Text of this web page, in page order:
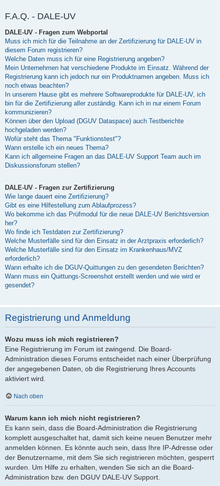
F.A.Q. - DALE-UV
DALE-UV - Fragen zum Webportal
Muss ich mich für die Teilnahme an der Zertifizierung für DALE-UV in
diesem Forum registrieren?
Welche Daten muss ich für eine Registrierung angeben?
Mein Unternehmen hat verschiedene Produkte im Einsatz. Während der
Registrierung kann ich jedoch nur ein Produktnamen angeben. Muss ich
noch etwas beachten?
In unserem Hause gibt es mehrere Softwareprodukte für DALE-UV, ich
bin für die Zertifizierung aller zuständig. Kann ich in nur einem Forum
kommunizieren?
Können über den Upload (DGUV Dataspace) auch Testberichte
hochgeladen werden?
Wofür steht das Thema "Funktionstest"?
Wann erstelle ich ein neues Thema?
Kann ich allgemeine Fragen an das DALE-UV Support Team auch im
Diskussionsforum stellen?
DALE-UV - Fragen zur Zertifizierung
Wie lange dauert eine Zertifizierung?
Gibt es eine Hilfestellung zum Ablaufprozess?
Wo bekomme ich das Prüfmodul für die neue DALE-UV Berichtsversion
her?
Wo finde ich Testdaten zur Zertifizierung?
Welche Musterfälle sind für den Einsatz in der Arztpraxis erforderlich?
Welche Musterfälle sind für den Einsatz im Krankenhaus/MVZ
erforderlich?
Wann erhalte ich die DGUV-Quittungen zu den gesendeten Berichten?
Wann muss ein Quittungs-Screenshot erstellt werden und wie wird er
gesendet?
Registrierung und Anmeldung
Wozu muss ich mich registrieren?
Eine Registrierung im Forum ist zwingend. Die Board-
Administration dieses Forums entscheidet nach einer Überprüfung
der angegebenen Daten, ob die Registrierung Ihres Accounts
aktiviert wird.
Nach oben
Warum kann ich mich nicht registrieren?
Es kann sein, dass die Board-Administration die Registrierung
komplett ausgeschaltet hat, damit sich keine neuen Benutzer mehr
anmelden können. Es könnte auch sein, dass Ihre IP-Adresse oder
der Benutzername, mit dem Sie sich registrieren möchten, gesperrt
wurden. Um Hilfe zu erhalten, wenden Sie sich an die Board-
Administration bzw. den DGUV DALE-UV Support.